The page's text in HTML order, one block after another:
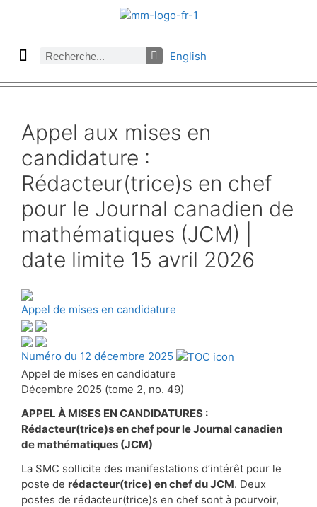
English
Appel aux mises en
candidature :
Rédacteur(trice)s en chef
pour le Journal canadien de
mathématiques (JCM) |
date limite 15 avril 2026
Appel de mises en candidature
Numéro du 12 décembre 2025
Appel de mises en candidature
Décembre 2025 (tome 2, no. 49)
APPEL À MISES EN CANDIDATURES :
Rédacteur(trice)s en chef pour le Journal canadien
de mathématiques (JCM)
La SMC sollicite des manifestations d’intérêt pour le
poste de rédacteur(trice) en chef du JCM. Deux
postes de rédacteur(trice)s en chef sont à pourvoir,